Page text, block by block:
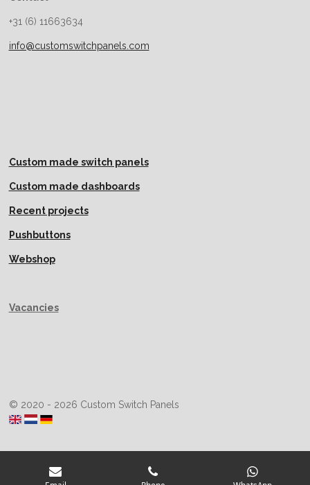
+31 (6) 11663634
info@customswitchpanels.com
Custom made switch panels
Custom made dashboards
Recent projects
Pushbuttons
Webshop
Vacancies
© 2020 - 2026 Custom Switch Panels